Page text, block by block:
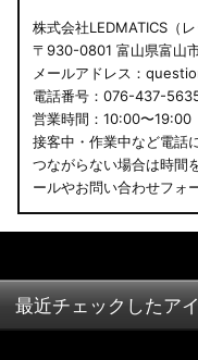
株式会社LEDMATICS（レ
〒930-0801 富山県富山
メールアドレス：
電話番号：076-437-
営業時間：10:00〜19:00
接客中・作業中など電話
つながらない場合は時間
ールやお問い合わせフォ
最近チェックしたア